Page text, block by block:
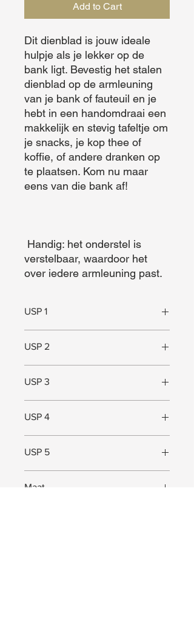
Add to Cart
Dit dienblad is jouw ideale
hulpje als je lekker op de
bank ligt. Bevestig het stalen
dienblad op de armleuning
van je bank of fauteuil en je
hebt in een handomdraai een
makkelijk en stevig tafeltje om
je snacks, je kop thee of
koffie, of andere dranken op
te plaatsen. Kom nu maar
eens van die bank af!
verstelbaar, waardoor het
over iedere armleuning past.
USP 1
USP 2
USP 3
USP 4
USP 5
Maat